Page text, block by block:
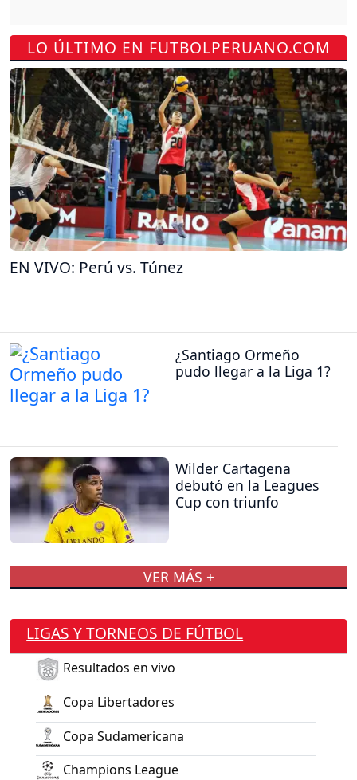
LO ÚLTIMO EN FUTBOLPERUANO.COM
EN VIVO: Perú vs. Túnez
¿Santiago Ormeño
pudo llegar a la Liga 1?
Wilder Cartagena
debutó en la Leagues
Cup con triunfo
VER MÁS +
LIGAS Y TORNEOS DE FÚTBOL
Resultados en vivo
Copa Libertadores
Copa Sudamericana
Champions League